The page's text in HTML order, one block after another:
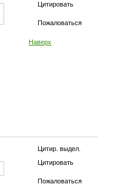
Цитировать
Пожаловаться
Наверх
Цитир. выдел.
Цитировать
Пожаловаться